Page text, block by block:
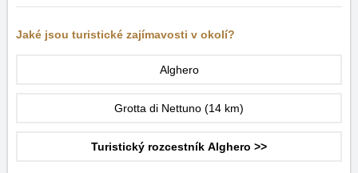
Jaké jsou turistické zajímavosti v okolí?
Alghero
Grotta di Nettuno (14 km)
Turistický rozcestník Alghero >>